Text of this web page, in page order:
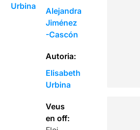
Urbina
Alejandra
Jiménez
-Cascón
Autoria:
Elisabeth
Urbina
Veus
en off: